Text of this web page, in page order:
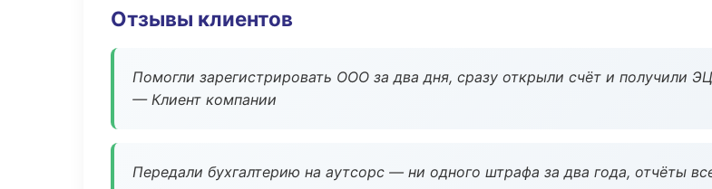
Отзывы клиентов
Помогли зарегистрировать ООО за два дня, сразу открыли счёт и получили
— Клиент компании
Передали бухгалтерию на аутсорс — ни одного штрафа за два года, отчёты